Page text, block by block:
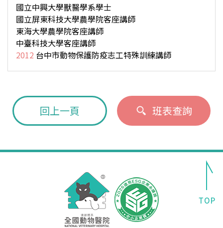
國立中興大學獸醫學系學士
國立屏東科技大學農學院客座講師
東海大學農學院客座講師
中臺科技大學客座講師
2012 台中市動物保護防疫志工特殊訓練講師
回上一頁 班表查詢